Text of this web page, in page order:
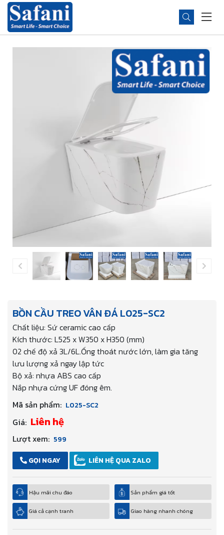
BỒN CẦU TREO VÂN ĐÁ L025-SC2
Chất liệu: Sứ ceramic cao cấp
Kích thước: L525 x W350 x H350 (mm)
02 chế độ xả 3L/6L.Ống thoát nước lớn, làm gia tăng
lưu lượng xả ngay lập tức
Bộ xả: nhựa ABS cao cấp
Nắp nhựa cứng UF đóng êm.
Mã sản phẩm: L025-SC2
Giá: Liên hệ
Lượt xem: 599
GỌI NGAY
LIÊN HỆ QUA ZALO
Hậu mãi chu đáo Sản phẩm giá tốt
Giá cả cạnh tranh Giao hàng nhanh chóng